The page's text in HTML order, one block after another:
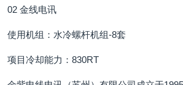
02 金线电讯
使用机组：水冷螺杆机组-8套
项目冷却能力：830RT